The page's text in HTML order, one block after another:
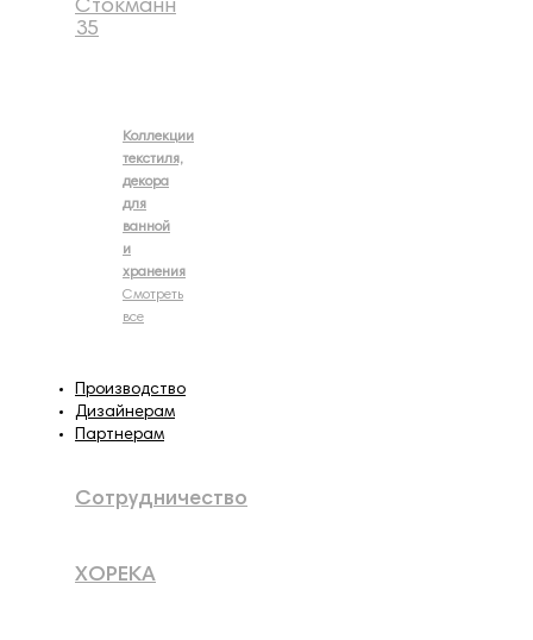
Стокманн
35
Коллекции
текстиля,
декора
для
ванной
и
хранения
Смотреть
все
Производство
Дизайнерам
Партнерам
Сотрудничество
ХОРЕКА